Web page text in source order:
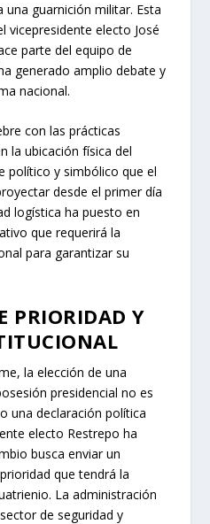
guarnición militar. Esta
vicepresidente electo José
parte del equipo de
generado amplio debate y
nacional.
con las prácticas
la ubicación física del
político y simbólico que el
desde el primer día
logística ha puesto en
que requerirá la
para garantizar su
PRIORIDAD Y
la elección de una
presidencial no es
una declaración política
electo Restrepo ha
busca enviar un
que tendrá la
La administración
de seguridad y